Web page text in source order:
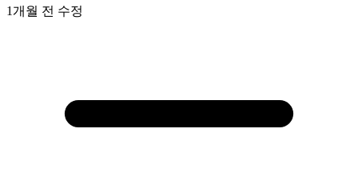
1개월 전 수정